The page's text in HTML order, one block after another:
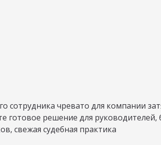
сотрудника чревато для компании
решение для
свежая судебная практика